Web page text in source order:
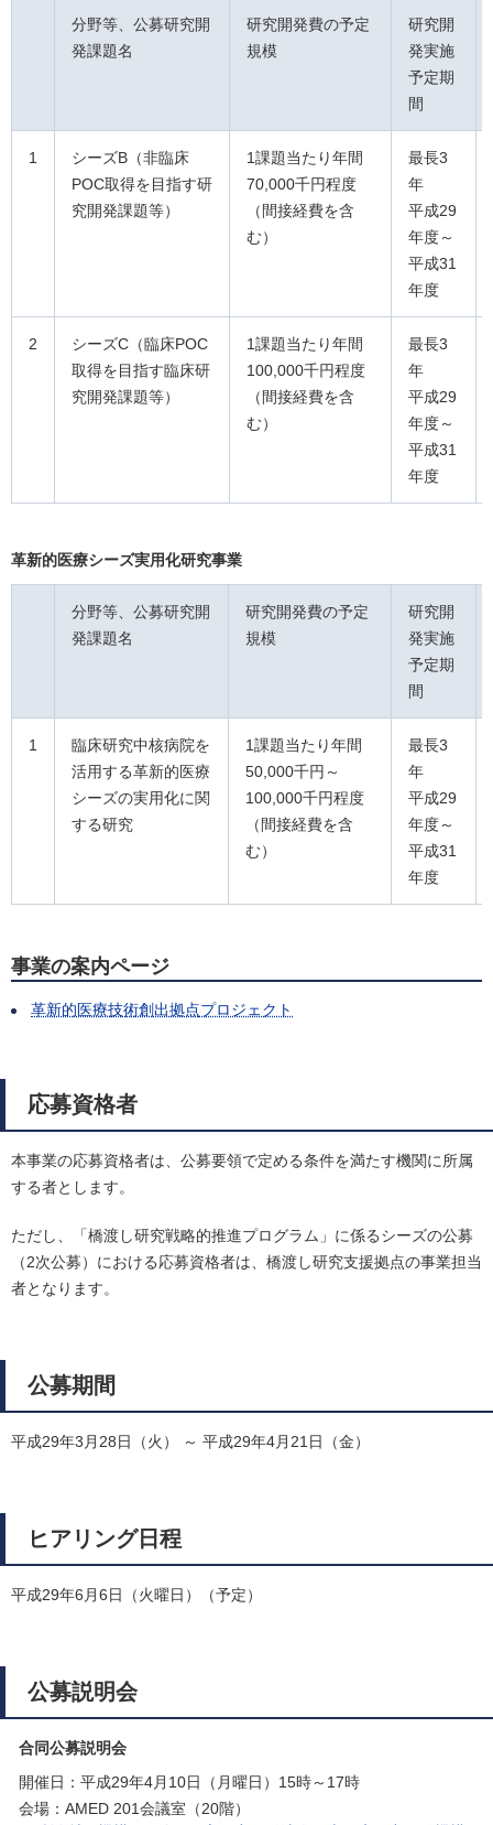
分野等、公募研究開
発課題名
研究開発費の予定
規模
研究開
発実施
予定期
間
1
シーズB（非臨床
POC取得を目指す研
究開発課題等）
1課題当たり年間
70,000千円程度
（間接経費を含
む）
最長3
年
平成29
年度～
平成31
年度
2
シーズC（臨床POC
取得を目指す臨床研
究開発課題等）
1課題当たり年間
100,000千円程度
（間接経費を含
む）
最長3
年
平成29
年度～
平成31
年度
革新的医療シーズ実用化研究事業
分野等、公募研究開
発課題名
研究開発費の予定
規模
研究開
発実施
予定期
間
1
臨床研究中核病院を
活用する革新的医療
シーズの実用化に関
する研究
1課題当たり年間
50,000千円～
100,000千円程度
（間接経費を含
む）
最長3
年
平成29
年度～
平成31
年度
事業の案内ページ
革新的医療技術創出拠点プロジェクト
応募資格者
本事業の応募資格者は、公募要領で定める条件を満たす機関に所属
する者とします。
ただし、「橋渡し研究戦略的推進プログラム」に係るシーズの公募
（2次公募）における応募資格者は、橋渡し研究支援拠点の事業担当
者となります。
公募期間
平成29年3月28日（火） ～ 平成29年4月21日（金）
ヒアリング日程
平成29年6月6日（火曜日）（予定）
公募説明会
合同公募説明会
開催日：平成29年4月10日（月曜日）15時～17時
会場：AMED 201会議室（20階）